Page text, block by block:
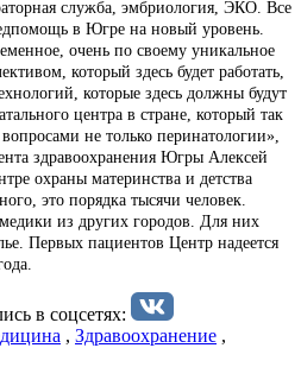
служба, эмбриология, ЭКО. Все
в Югре на новый уровень.
очень по своему уникальное
который здесь будет работать,
которые здесь должны будут
центра в стране, который так
не только перинатологии»,
здравоохранения Югры Алексей
охраны материнства и детства
это порядка тысячи человек.
из других городов. Для них
Первых пациентов Центр надеется
в соцсетях:
, Здравоохранение ,